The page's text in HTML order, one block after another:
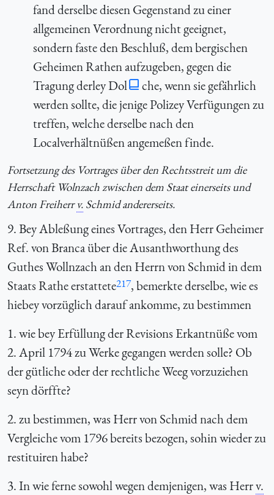
fand derselbe diesen Gegenstand zu einer
allgemeinen Verordnung nicht geeignet,
sondern faste den Beschluß, dem bergischen
Geheimen Rathen aufzugeben, gegen die
Tragung derley Dol
che, wenn sie gefährlich
werden sollte, die jenige Polizey Verfügungen zu
treffen, welche derselbe nach den
Localverhältnüßen angemeßen finde.
Fortsetzung des Vortrages über den Rechtsstreit um die
Herrschaft Wolnzach zwischen dem Staat einerseits und
Anton Freiherrv. Schmid andererseits.
9. Bey Ableßung eines Vortrages, den Herr Geheimer
Ref. von Branca über die Ausanthworthung des
Guthes Wollnzach an den Herrn von Schmid in dem
Staats Rathe erstattete217, bemerkte derselbe, wie es
hiebey vorzüglich darauf ankomme, zu bestimmen
1. wie bey Erfüllung der Revisions Erkantnüße vom
2. April 1794 zu Werke gegangen werden solle? Ob
der gütliche oder der rechtliche Weeg vorzuziehen
seyn dörffte?
2. zu bestimmen, was Herr von Schmid nach dem
Vergleiche vom 1796 bereits bezogen, sohin wieder zu
restituiren habe?
3. In wie ferne sowohl wegen demjenigen, was Herrv.